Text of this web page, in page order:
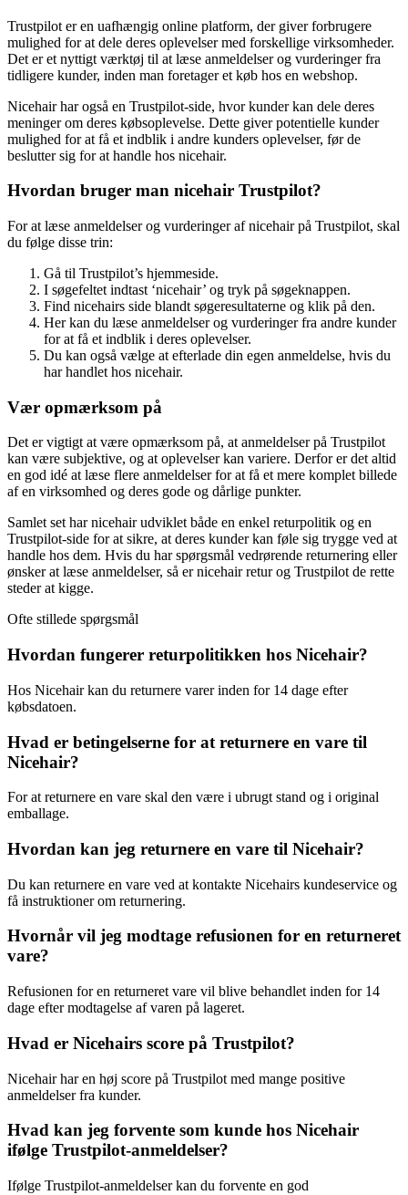
Trustpilot er en uafhængig online platform, der giver forbrugere
mulighed for at dele deres oplevelser med forskellige virksomheder.
Det er et nyttigt værktøj til at læse anmeldelser og vurderinger fra
tidligere kunder, inden man foretager et køb hos en webshop.
Nicehair har også en Trustpilot-side, hvor kunder kan dele deres
meninger om deres købsoplevelse. Dette giver potentielle kunder
mulighed for at få et indblik i andre kunders oplevelser, før de
beslutter sig for at handle hos nicehair.
Hvordan bruger man nicehair Trustpilot?
For at læse anmeldelser og vurderinger af nicehair på Trustpilot, skal
du følge disse trin:
Gå til Trustpilot’s hjemmeside.
I søgefeltet indtast ‘nicehair’ og tryk på søgeknappen.
Find nicehairs side blandt søgeresultaterne og klik på den.
Her kan du læse anmeldelser og vurderinger fra andre kunder
for at få et indblik i deres oplevelser.
Du kan også vælge at efterlade din egen anmeldelse, hvis du
har handlet hos nicehair.
Vær opmærksom på
Det er vigtigt at være opmærksom på, at anmeldelser på Trustpilot
kan være subjektive, og at oplevelser kan variere. Derfor er det altid
en god idé at læse flere anmeldelser for at få et mere komplet billede
af en virksomhed og deres gode og dårlige punkter.
Samlet set har nicehair udviklet både en enkel returpolitik og en
Trustpilot-side for at sikre, at deres kunder kan føle sig trygge ved at
handle hos dem. Hvis du har spørgsmål vedrørende returnering eller
ønsker at læse anmeldelser, så er nicehair retur og Trustpilot de rette
steder at kigge.
Ofte stillede spørgsmål
Hvordan fungerer returpolitikken hos Nicehair?
Hos Nicehair kan du returnere varer inden for 14 dage efter
købsdatoen.
Hvad er betingelserne for at returnere en vare til
Nicehair?
For at returnere en vare skal den være i ubrugt stand og i original
emballage.
Hvordan kan jeg returnere en vare til Nicehair?
Du kan returnere en vare ved at kontakte Nicehairs kundeservice og
få instruktioner om returnering.
Hvornår vil jeg modtage refusionen for en returneret
vare?
Refusionen for en returneret vare vil blive behandlet inden for 14
dage efter modtagelse af varen på lageret.
Hvad er Nicehairs score på Trustpilot?
Nicehair har en høj score på Trustpilot med mange positive
anmeldelser fra kunder.
Hvad kan jeg forvente som kunde hos Nicehair
ifølge Trustpilot-anmeldelser?
Ifølge Trustpilot-anmeldelser kan du forvente en god